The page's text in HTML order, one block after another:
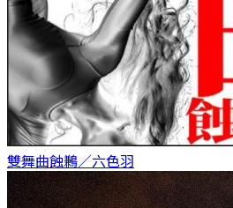
雙舞曲蝕鶼／六色羽